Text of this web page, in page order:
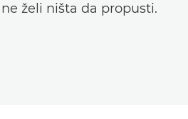
želi ništa da propusti.